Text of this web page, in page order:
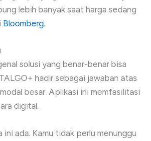
lebih banyak saat harga sedang
Bloomberg.
solusi yang benar-benar bisa
hadir sebagai jawaban atas
besar. Aplikasi ini memfasilitasi
digital.
ada. Kamu tidak perlu menunggu